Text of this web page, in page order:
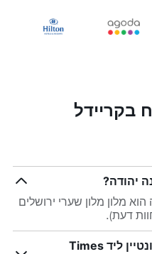
בקריידל
יהודה?
מלון מלון שערי ירושלים
המלצה למלון טוב בקריידל מאונטיין ליד Times